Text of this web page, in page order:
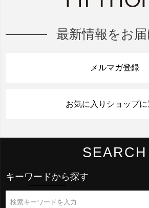
最新情報をお届
メルマガ登録
お気に入りショップに
SEARCH
キーワードから探す